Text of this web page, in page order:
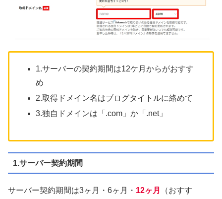
1.サーバーの契約期間は12ケ月からがおすす
め
2.取得ドメイン名はブログタイトルに絡めて
3.独自ドメインは「.com」か「.net」
1.サーバー契約期間
サーバー契約期間は3ヶ月・6ヶ月・ 12ヶ月
（おすす